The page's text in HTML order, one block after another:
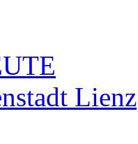
Lienz